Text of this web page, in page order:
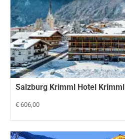
Salzburg Krimml Hotel Krimml
€ 606,00